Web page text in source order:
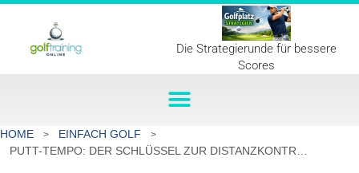
Die Strategierunde für bessere
Scores
HOME
EINFACH GOLF